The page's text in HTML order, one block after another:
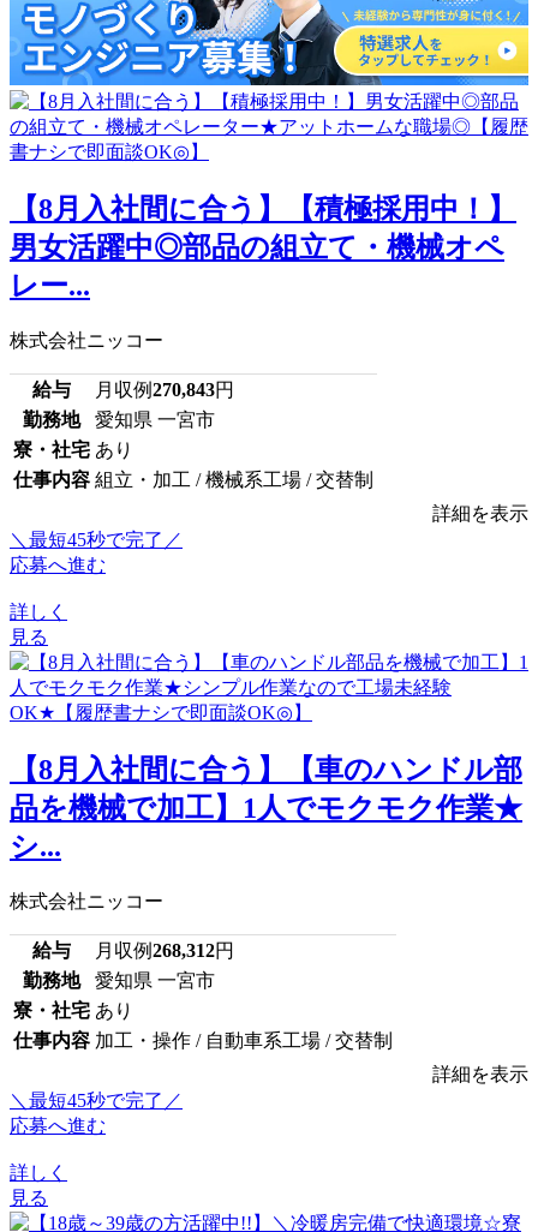
【8月入社間に合う】【積極採用中！】
男女活躍中◎部品の組立て・機械オペ
レー...
株式会社ニッコー
給与 月収例270,843円
勤務地
愛知県 一宮市
寮・社宅 あり
仕事内容 組立・加工 / 機械系工場 / 交替制
詳細を表示
＼最短45秒で完了／
応募へ進む
詳しく
見る
【8月入社間に合う】【車のハンドル部
品を機械で加工】1人でモクモク作業★
シ...
株式会社ニッコー
給与 月収例268,312円
勤務地
愛知県 一宮市
寮・社宅 あり
仕事内容 加工・操作 / 自動車系工場 / 交替制
詳細を表示
＼最短45秒で完了／
応募へ進む
詳しく
見る